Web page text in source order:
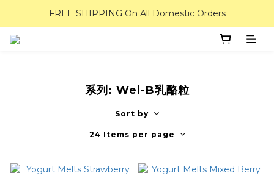
FREE SHIPPING On All Domestic Orders
系列: Wel-B乳酪粒
Sort by
24 Items per page